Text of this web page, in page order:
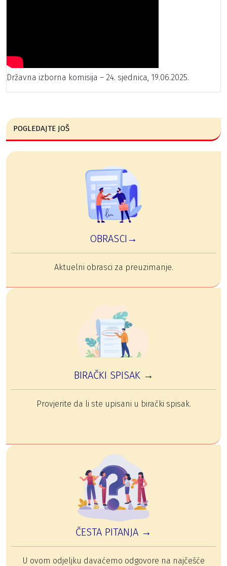
Državna izborna komisija – 24. sjednica, 19.06.2025.
POGLEDAJTE JOŠ
OBRASCI→
Aktuelni obrasci za preuzimanje.
BIRAČKI SPISAK →
Provjerite da li ste upisani u birački spisak.
ČESTA PITANJA →
U ovom odjeljku davaćemo odgovore na najčešće